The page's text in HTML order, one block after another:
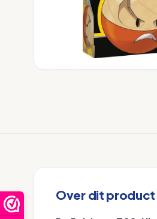
Over dit product